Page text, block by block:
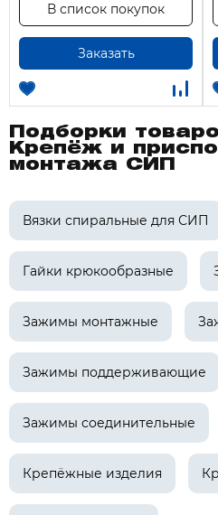
Заказать
В список покупок
Подборки
Крепёж и
монтажа СИП
Вязки спиральные для СИП
Гайки крюкообразные
Зажимы монтажные
Зажимы поддерживающие
Зажимы соединительные
Крепёжные изделия